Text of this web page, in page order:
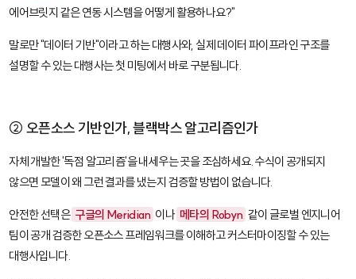
에어브릿지 같은 연동 시스템을 어떻게 활용하나요?"
말로만 "데이터 기반"이라고 하는 대행사와, 실제 데이터 파이프라인 구조를
설명할 수 있는 대행사는 첫 미팅에서 바로 구분됩니다.
② 오픈소스 기반인가, 블랙박스 알고리즘인가
자체 개발한 '독점 알고리즘'을 내세우는 곳을 조심하세요. 수식이 공개되지
않으면 모델이 왜 그런 결과를 냈는지 검증할 방법이 없습니다.
안전한 선택은 구글의 Meridian 이나 메타의 Robyn 같이 글로벌 엔지니어
팀이 공개 검증한 오픈소스 프레임워크를 이해하고 커스터마이징할 수 있는
대행사입니다.